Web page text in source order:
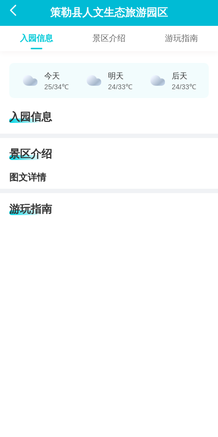
 策勒县人文生态旅游园区
入园信息 景区介绍 游玩指南
今天
25/34℃
明天
24/33℃
后天
24/33℃
入园信息
景区介绍
图文详情
游玩指南